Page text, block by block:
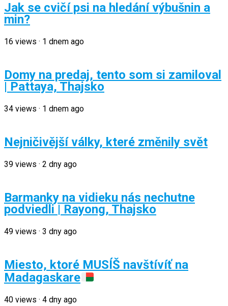
Jak se cvičí psi na hledání výbušnin a
min?
16 views · 1 dnem ago
Domy na predaj, tento som si zamiloval
| Pattaya, Thajsko
34 views · 1 dnem ago
Nejničivější války, které změnily svět
39 views · 2 dny ago
Barmanky na vidieku nás nechutne
podviedli | Rayong, Thajsko
49 views · 3 dny ago
Miesto, ktoré MUSÍŠ navštívíť na
Madagaskare
40 views · 4 dny ago